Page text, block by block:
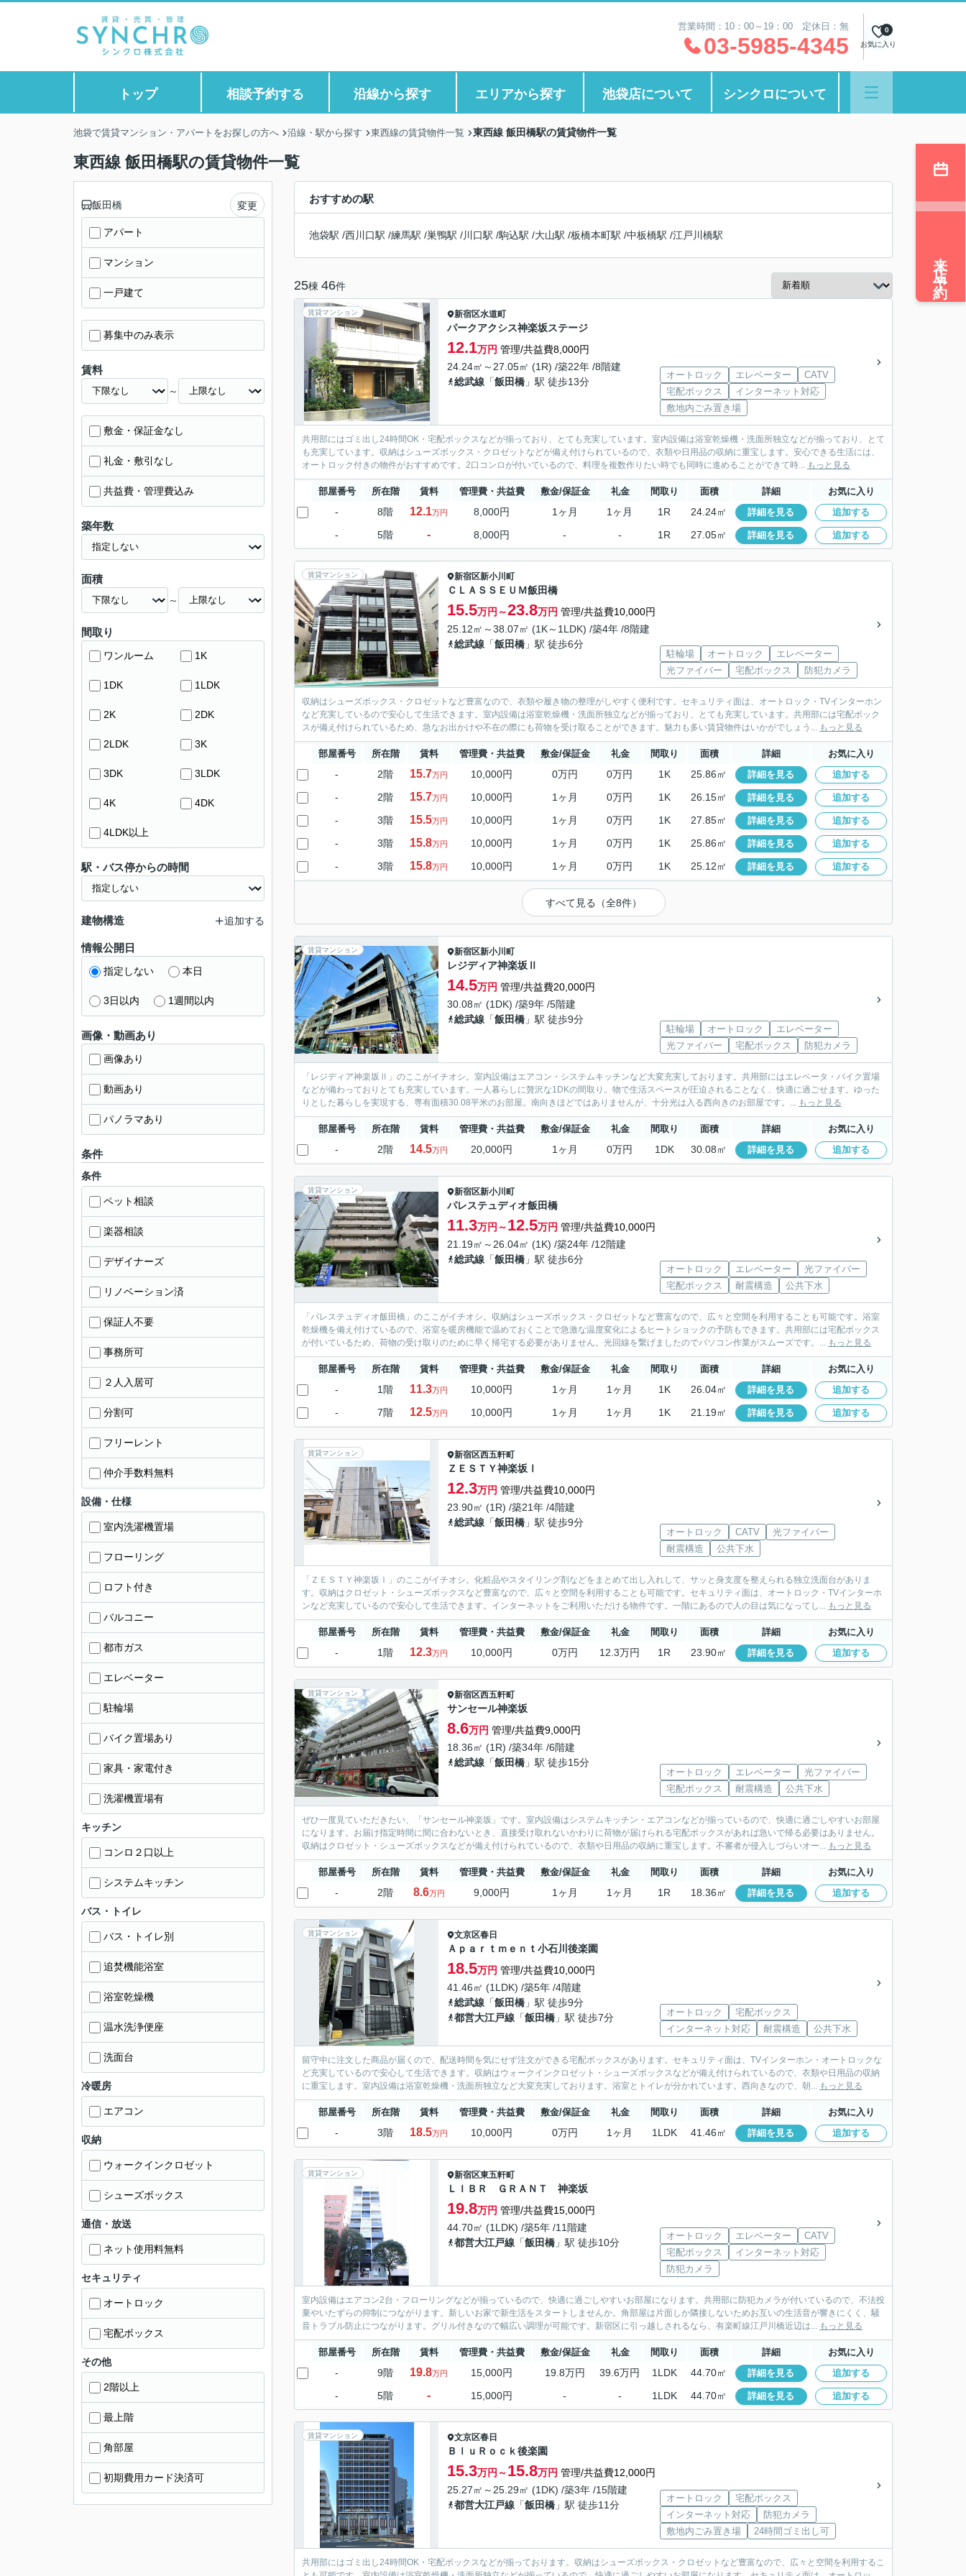
営業時間：10：00～19：00 定休日：無
03-5985-4345 お気に入り
0
トップ 相談予約する 沿線から探す エリアから探す 池袋店について シンクロについて
池袋で賃貸マンション・アパートをお探しの方へ 沿線・駅から探す 東西線の賃貸物件一覧 東西線 飯田橋駅の賃貸物件一覧
東西線 飯田橋駅の賃貸物件一覧
おすすめの駅
池袋駅 /西川口駅 /練馬駅 /巣鴨駅 /川口駅 /駒込駅 /大山駅 /板橋本町駅 /中板橋駅 /江戸川橋駅
25棟 46件
賃貸マンション 新宿区水道町
パークアクシス神楽坂ステージ
12.1万円 管理/共益費8,000円
24.24㎡～27.05㎡ (1R) /築22年 /8階建
総武線 「飯田橋 」駅 徒歩13分
オートロック エレベーター
CATV
宅配ボックス
インターネット対応
敷地内ごみ置き場
共用部にはゴミ出し24時間OK・宅配ボックスなどが揃っており、とても充実しています。室内設備は浴室乾燥機・洗面所独立などが揃っており、とて
も充実しています。収納はシューズボックス・クロゼットなどが備え付けられているので、衣類や日用品の収納に重宝します。安心できる生活には、
オートロック付きの物件がおすすめです。2口コンロが付いているので、料理を複数作りたい時でも同時に進めることができて時... もっと見る
部屋番号 所在階 賃料 管理費・共益費 敷金/保証金 礼金 間取り 面積 詳細 お気に入り
- 8階 12.1万円 8,000円 1ヶ月 1ヶ月 1R 24.24㎡ 詳細を見る 追加する
- 5階 - 8,000円 - - 1R 27.05㎡ 詳細を見る 追加する
賃貸マンション 新宿区新小川町
ＣＬＡＳＳＥＵＭ飯田橋
15.5万円～23.8万円 管理/共益費10,000円
25.12㎡～38.07㎡ (1K～1LDK) /築4年 /8階建
総武線 「飯田橋 」駅 徒歩6分
駐輪場 オートロック
エレベーター
光ファイバー
宅配ボックス 防犯カメラ
収納はシューズボックス・クロゼットなど豊富なので、衣類や履き物の整理がしやすく便利です。セキュリティ面は、オートロック・TVインターホン
など充実しているので安心して生活できます。室内設備は浴室乾燥機・洗面所独立などが揃っており、とても充実しています。共用部には宅配ボック
スが備え付けられているため、急なお出かけや不在の際にも荷物を受け取ることができます。魅力も多い賃貸物件はいかがでしょう... もっと見る
部屋番号 所在階 賃料 管理費・共益費 敷金/保証金 礼金 間取り 面積 詳細 お気に入り
- 2階 15.7万円 10,000円 0万円 0万円 1K 25.86㎡ 詳細を見る 追加する
- 2階 15.7万円 10,000円 1ヶ月 0万円 1K 26.15㎡ 詳細を見る 追加する
- 3階 15.5万円 10,000円 1ヶ月 0万円 1K 27.85㎡ 詳細を見る 追加する
- 3階 15.8万円 10,000円 1ヶ月 0万円 1K 25.86㎡ 詳細を見る 追加する
- 3階 15.8万円 10,000円 1ヶ月 0万円 1K 25.12㎡ 詳細を見る 追加する
すべて見る（全8件）
賃貸マンション 新宿区新小川町
レジディア神楽坂Ⅱ
14.5万円 管理/共益費20,000円
30.08㎡ (1DK) /築9年 /5階建
総武線 「飯田橋 」駅 徒歩9分
駐輪場 オートロック
エレベーター
光ファイバー
宅配ボックス 防犯カメラ
「レジディア神楽坂Ⅱ」のここがイチオシ。室内設備はエアコン・システムキッチンなど大変充実しております。共用部にはエレベータ・バイク置場
などが備わっておりとても充実しています。一人暮らしに贅沢な1DKの間取り。物で生活スペースが圧迫されることなく、快適に過ごせます。ゆった
りとした暮らしを実現する、専有面積30.08平米のお部屋。南向きほどではありませんが、十分光は入る西向きのお部屋です。... もっと見る
部屋番号 所在階 賃料 管理費・共益費 敷金/保証金 礼金 間取り 面積 詳細 お気に入り
- 2階 14.5万円 20,000円 1ヶ月 0万円 1DK 30.08㎡ 詳細を見る 追加する
賃貸マンション 新宿区新小川町
パレステュディオ飯田橋
11.3万円～12.5万円 管理/共益費10,000円
21.19㎡～26.04㎡ (1K) /築24年 /12階建
総武線 「飯田橋 」駅 徒歩6分
オートロック エレベーター
光ファイバー
宅配ボックス
耐震構造 公共下水
「パレステュディオ飯田橋」のここがイチオシ。収納はシューズボックス・クロゼットなど豊富なので、広々と空間を利用することも可能です。浴室
乾燥機を備え付けているので、浴室を暖房機能で温めておくことで急激な温度変化によるヒートショックの予防もできます。共用部には宅配ボックス
が付いているため、荷物の受け取りのために早く帰宅する必要がありません。光回線を繋げましたのでパソコン作業がスムーズです。... もっと見る
部屋番号 所在階 賃料 管理費・共益費 敷金/保証金 礼金 間取り 面積 詳細 お気に入り
- 1階 11.3万円 10,000円 1ヶ月 1ヶ月 1K 26.04㎡ 詳細を見る 追加する
- 7階 12.5万円 10,000円 1ヶ月 1ヶ月 1K 21.19㎡ 詳細を見る 追加する
賃貸マンション 新宿区西五軒町
ＺＥＳＴＹ神楽坂Ⅰ
12.3万円 管理/共益費10,000円
23.90㎡ (1R) /築21年 /4階建
総武線 「飯田橋 」駅 徒歩9分
オートロック CATV
光ファイバー
耐震構造
公共下水
「ＺＥＳＴＹ神楽坂Ⅰ」のここがイチオシ。化粧品やスタイリング剤などをまとめて出し入れして、サッと身支度を整えられる独立洗面台がありま
す。収納はクロゼット・シューズボックスなど豊富なので、広々と空間を利用することも可能です。セキュリティ面は、オートロック・TVインターホ
ンなど充実しているので安心して生活できます。インターネットをご利用いただける物件です。一階にあるので人の目は気になってし... もっと見る
部屋番号 所在階 賃料 管理費・共益費 敷金/保証金 礼金 間取り 面積 詳細 お気に入り
- 1階 12.3万円 10,000円 0万円 12.3万円 1R 23.90㎡ 詳細を見る 追加する
賃貸マンション 新宿区西五軒町
サンセール神楽坂
8.6万円 管理/共益費9,000円
18.36㎡ (1R) /築34年 /6階建
総武線 「飯田橋 」駅 徒歩15分
オートロック エレベーター
光ファイバー
宅配ボックス
耐震構造 公共下水
ぜひ一度見ていただきたい、「サンセール神楽坂」です。室内設備はシステムキッチン・エアコンなどが揃っているので、快適に過ごしやすいお部屋
になります。お届け指定時間に間に合わないとき、直接受け取れないかわりに荷物が届けられる宅配ボックスがあれば急いで帰る必要はありません。
収納はクロゼット・シューズボックスなどが備え付けられているので、衣類や日用品の収納に重宝します。不審者が侵入しづらいオー... もっと見る
部屋番号 所在階 賃料 管理費・共益費 敷金/保証金 礼金 間取り 面積 詳細 お気に入り
- 2階 8.6万円 9,000円 1ヶ月 1ヶ月 1R 18.36㎡ 詳細を見る 追加する
賃貸マンション 文京区春日
Ａｐａｒｔｍｅｎｔ小石川後楽園
18.5万円 管理/共益費10,000円
41.46㎡ (1LDK) /築5年 /4階建
総武線 「飯田橋 」駅 徒歩9分
都営大江戸線 「飯田橋 」駅 徒歩7分 オートロック
宅配ボックス
インターネット対応
耐震構造 公共下水
留守中に注文した商品が届くので、配送時間を気にせず注文ができる宅配ボックスがあります。セキュリティ面は、TVインターホン・オートロックな
ど充実しているので安心して生活できます。収納はウォークインクロゼット・シューズボックスなどが備え付けられているので、衣類や日用品の収納
に重宝します。室内設備は浴室乾燥機・洗面所独立など大変充実しております。浴室とトイレが分かれています。西向きなので、朝... もっと見る
部屋番号 所在階 賃料 管理費・共益費 敷金/保証金 礼金 間取り 面積 詳細 お気に入り
- 3階 18.5万円 10,000円 0万円 1ヶ月 1LDK 41.46㎡ 詳細を見る 追加する
賃貸マンション 新宿区東五軒町
ＬＩＢＲ ＧＲＡＮＴ 神楽坂
19.8万円 管理/共益費15,000円
44.70㎡ (1LDK) /築5年 /11階建
都営大江戸線 「飯田橋 」駅 徒歩10分
オートロック エレベーター
CATV
宅配ボックス
インターネット対応
防犯カメラ
室内設備はエアコン2台・フローリングなどが揃っているので、快適に過ごしやすいお部屋になります。共用部に防犯カメラが付いているので、不法投
棄やいたずらの抑制につながります。新しいお家で新生活をスタートしませんか。角部屋は片面しか隣接しないためお互いの生活音が響きにくく、騒
音トラブル防止につながります。グリル付きなので幅広い調理が可能です。新宿区に引っ越しされるなら、有楽町線江戸川橋近辺は... もっと見る
部屋番号 所在階 賃料 管理費・共益費 敷金/保証金 礼金 間取り 面積 詳細 お気に入り
- 9階 19.8万円 15,000円 19.8万円 39.6万円 1LDK 44.70㎡ 詳細を見る 追加する
- 5階 - 15,000円 - - 1LDK 44.70㎡ 詳細を見る 追加する
賃貸マンション 文京区春日
ＢｌｕＲｏｃｋ後楽園
15.3万円～15.8万円 管理/共益費12,000円
25.27㎡～25.29㎡ (1DK) /築3年 /15階建
都営大江戸線 「飯田橋 」駅 徒歩11分
オートロック
宅配ボックス
インターネット対応
防犯カメラ
敷地内ごみ置き場
24時間ゴミ出し可
共用部にはゴミ出し24時間OK・宅配ボックスなどが揃っております。収納はシューズボックス・クロゼットなど豊富なので、広々と空間を利用するこ
飯田橋 変更
アパート
マンション
一戸建て
募集中のみ表示
賃料
～
敷金・保証金なし
礼金・敷引なし
共益費・管理費込み
築年数
面積
～
間取り
ワンルーム 1K
1DK 1LDK
2K 2DK
2LDK 3K
3DK 3LDK
4K 4DK
4LDK以上
駅・バス停からの時間
建物構造 追加する
情報公開日
指定しない 本日
3日以内 1週間以内
画像・動画あり
画像あり
動画あり
パノラマあり
条件
条件
ペット相談
楽器相談
デザイナーズ
リノベーション済
保証人不要
事務所可
２人入居可
分割可
フリーレント
仲介手数料無料
設備・仕様
室内洗濯機置場
フローリング
ロフト付き
バルコニー
都市ガス
エレベーター
駐輪場
バイク置場あり
家具・家電付き
洗濯機置場有
キッチン
コンロ２口以上
システムキッチン
バス・トイレ
バス・トイレ別
追焚機能浴室
浴室乾燥機
温水洗浄便座
洗面台
冷暖房
エアコン
収納
ウォークインクロゼット
シューズボックス
通信・放送
ネット使用料無料
セキュリティ
オートロック
宅配ボックス
その他
2階以上
最上階
角部屋
初期費用カード決済可
来店予約